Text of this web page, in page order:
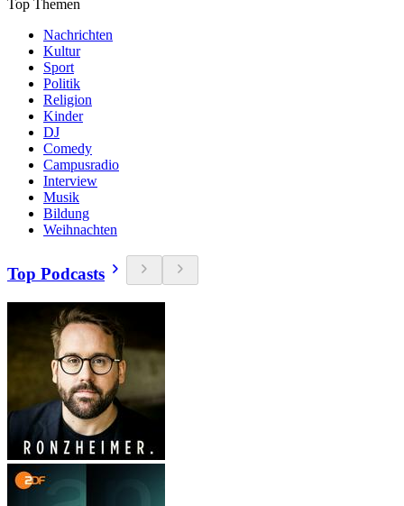
Top Themen
Nachrichten
Kultur
Sport
Politik
Religion
Kinder
DJ
Comedy
Campusradio
Interview
Musik
Bildung
Weihnachten
Top Podcasts